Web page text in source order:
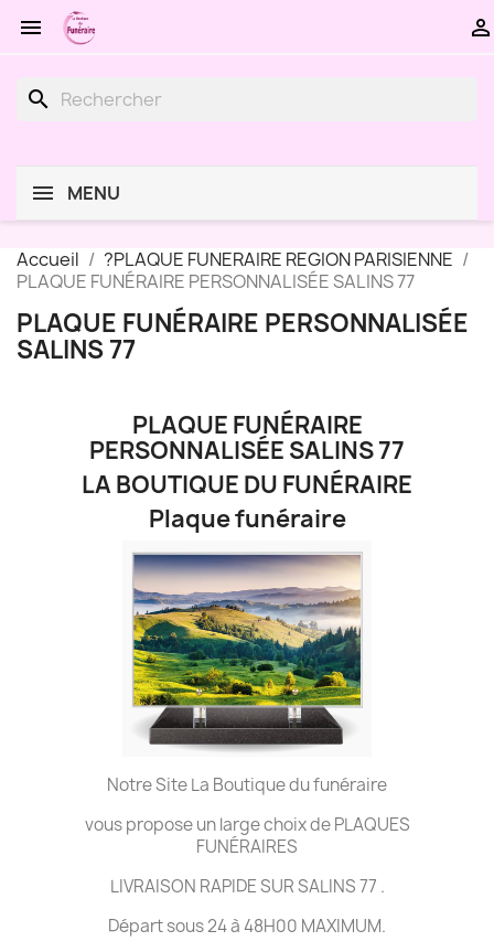
 
search
MENU
Accueil
?PLAQUE FUNERAIRE REGION PARISIENNE
PLAQUE FUNÉRAIRE PERSONNALISÉE SALINS 77
PLAQUE FUNÉRAIRE PERSONNALISÉE
SALINS 77
PLAQUE FUNÉRAIRE
PERSONNALISÉE SALINS 77
LA BOUTIQUE DU FUNÉRAIRE
Plaque funéraire
Notre Site La Boutique du funéraire
vous propose un large choix de PLAQUES
FUNÉRAIRES
LIVRAISON RAPIDE SUR SALINS 77 .
Départ sous 24 à 48H00 MAXIMUM.